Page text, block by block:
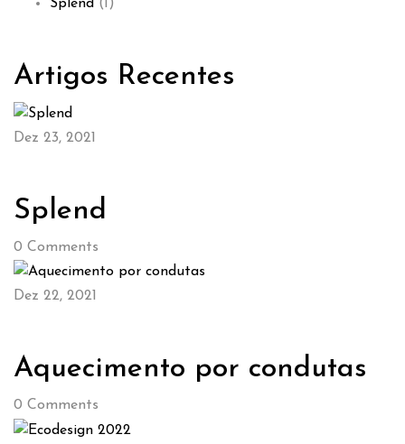
Splend (1)
Artigos Recentes
Dez 23, 2021
Splend
0 Comments
Dez 22, 2021
Aquecimento por condutas
0 Comments